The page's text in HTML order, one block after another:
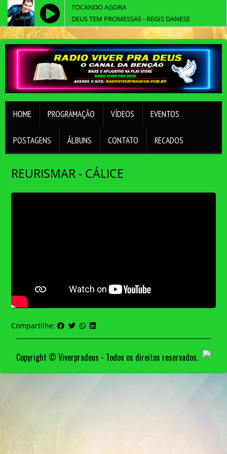
TOCANDO AGORA
DEUS TEM PROMESSAS - REGIS DANESE
HOME PROGRAMAÇÃO VÍDEOS EVENTOS
POSTAGENS ÁLBUNS CONTATO RECADOS
REURISMAR - CÁLICE
Compartilhe:
Copyright © Viverpradeus - Todos os direitos reservados.